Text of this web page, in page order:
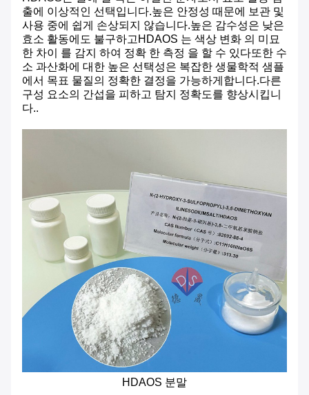
출에 이상적인 선택입니다.높은 안정성 때문에 보관 및
사용 중에 쉽게 손상되지 않습니다.높은 감수성은 낮은
효소 활동에도 불구하고HDAOS 는 색상 변화 의 미묘
한 차이 를 감지 하여 정확 한 측정 을 할 수 있다또한 수
소 과산화에 대한 높은 선택성은 복잡한 생물학적 샘플
에서 목표 물질의 정확한 결정을 가능하게합니다.다른
구성 요소의 간섭을 피하고 탐지 정확도를 향상시킵니
다..
HDAOS 분말